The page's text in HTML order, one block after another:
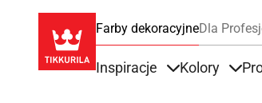
Farby dekoracyjneDla
Inspiracje Kolory